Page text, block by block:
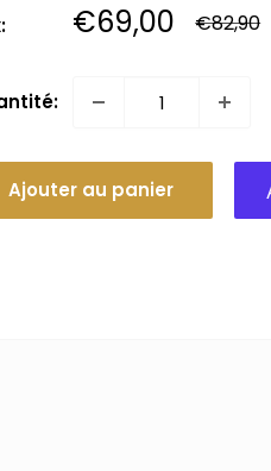
Prix
réduit
€69,00 Prix
normal
€82,90
Ajouter au panier